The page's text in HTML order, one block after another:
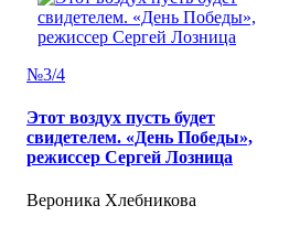
№3/4
Этот воздух пусть будет
свидетелем. «День Победы»,
режиссер Сергей Лозница
Вероника Хлебникова